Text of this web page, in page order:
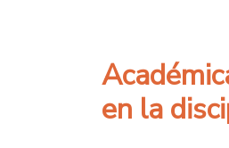
en la